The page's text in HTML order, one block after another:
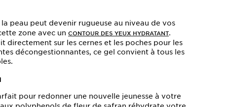
peau peut devenir rugueuse au niveau de vos
zone avec un CONTOUR DES YEUX HYDRATANT.
sur les cernes et les poches pour les
décongestionnantes, ce gel convient à tous les
pour redonner une nouvelle jeunesse à votre